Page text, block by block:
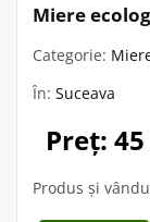
Miere
Categorie:
În: Suceava
Preț:
Produs și